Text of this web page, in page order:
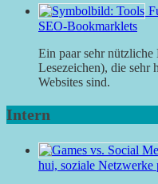
SEO-Bookmarklets
Ein paar sehr
Lesezeichen), die sehr
Websites sind.
Intern
hui, soziale Netzwerke